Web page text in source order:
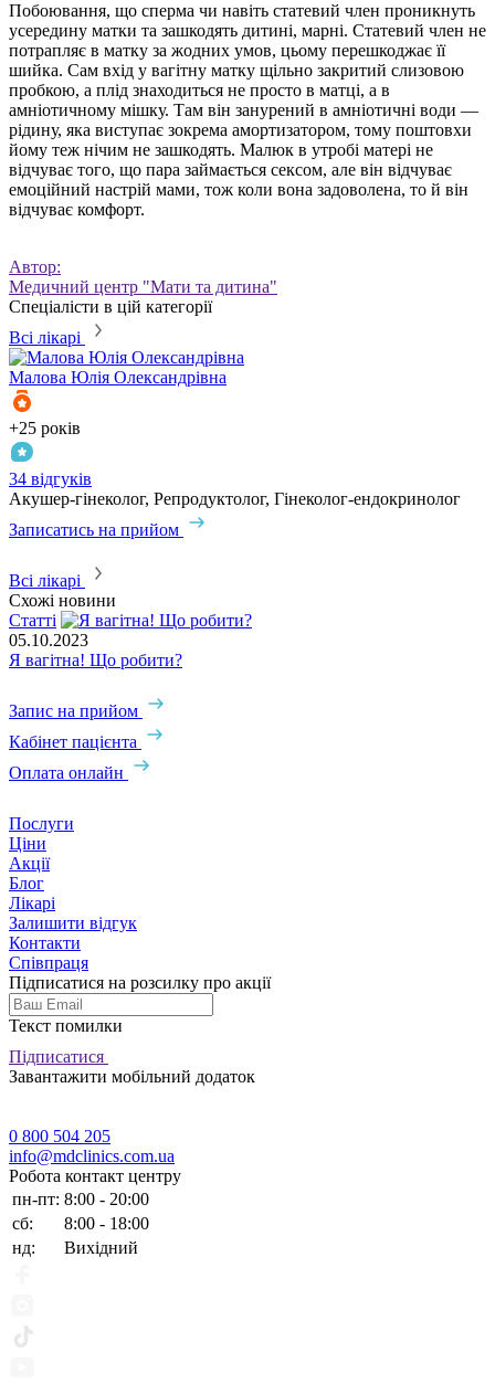
Побоювання, що сперма чи навіть статевий член проникнуть
усередину матки та зашкодять дитині, марні. Статевий член не
потрапляє в матку за жодних умов, цьому перешкоджає її
шийка. Сам вхід у вагітну матку щільно закритий слизовою
пробкою, а плід знаходиться не просто в матці, а в
амніотичному мішку. Там він занурений в амніотичні води —
рідину, яка виступає зокрема амортизатором, тому поштовхи
йому теж нічим не зашкодять. Малюк в утробі матері не
відчуває того, що пара займається сексом, але він відчуває
емоційний настрій мами, тож коли вона задоволена, то й він
відчуває комфорт.
Автор:
Медичний центр "Мати та дитина"
Спеціалісти в цій категорії
Всі лікарі
Малова Юлія Олександрівна
+25 років
34 відгуків
Акушер-гінеколог, Репродуктолог, Гінеколог-ендокринолог
Записатись на прийом
Всі лікарі
Схожі новини
Статті
05.10.2023
Я вагітна! Що робити?
Запис на прийом
Кабінет пацієнта
Оплата онлайн
Послуги
Ціни
Акції
Блог
Лікарі
Залишити відгук
Контакти
Співпраця
Підписатися на розсилку про акції
Текст помилки
Підписатися
Завантажити мобільний додаток
0 800 504 205
info@mdclinics.com.ua
Робота контакт центру
пн-пт: 8:00 - 20:00
сб:
8:00 - 18:00
нд:
Вихідний